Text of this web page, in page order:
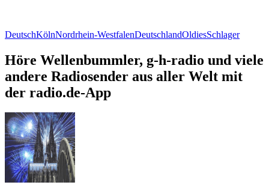
DeutschKölnNordrhein-WestfalenDeutschlandOldiesSchlager
Höre Wellenbummler, g-h-radio und viele
andere Radiosender aus aller Welt mit
der radio.de-App